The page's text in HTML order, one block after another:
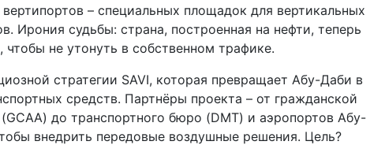
– специальных площадок для вертикальных
Ирония судьбы: страна, построенная на нефти, теперь
чтобы не утонуть в собственном трафике.
стратегии SAVI, которая превращает Абу-Даби в
средств. Партнёры проекта – от гражданской
до транспортного бюро (DMT) и аэропортов Абу-
внедрить передовые воздушные решения. Цель?